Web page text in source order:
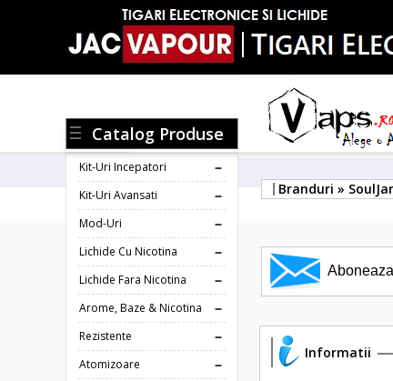
Catalog Produse
Kit-Uri Incepatori
Kit-Uri Avansati
Mod-Uri
Lichide Cu Nicotina
Lichide Fara Nicotina
Arome, Baze & Nicotina
Rezistente
Atomizoare
Branduri » SoulJar
Informatii